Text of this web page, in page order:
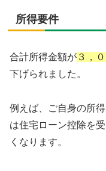
所得要件
合計所得金額が ３，
下げられました。
例えば、ご自身の所
は住宅ローン控除を
くなります。